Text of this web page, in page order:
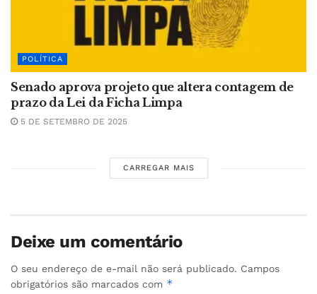
POLÍTICA
Senado aprova projeto que altera contagem de
prazo da Lei da Ficha Limpa
5 DE SETEMBRO DE 2025
CARREGAR MAIS
Deixe um comentário
O seu endereço de e-mail não será publicado. Campos
obrigatórios são marcados com *